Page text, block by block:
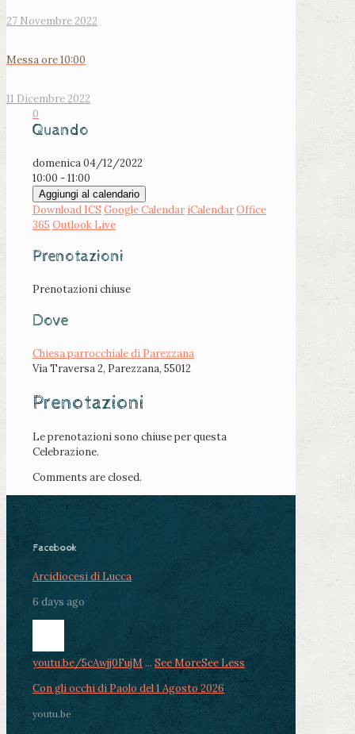
27 Novembre 2022
Messa ore 10:00
11 Dicembre 2022
0
Quando
domenica 04/12/2022
10:00 - 11:00
Aggiungi al calendario
Download ICS Google Calendar iCalendarOffice
365 Outlook Live
Prenotazioni
Prenotazioni chiuse
Dove
Chiesa parrocchiale di Parezzana
Via Traversa 2, Parezzana, 55012
Prenotazioni
Le prenotazioni sono chiuse per questa
Celebrazione.
Comments are closed.
Facebook
Arcidiocesi di Lucca
6 days ago
youtu.be/5cAwjj0FujM ... See MoreSee Less
Con gli occhi di Paolo del 1 Agosto 2026
youtu.be